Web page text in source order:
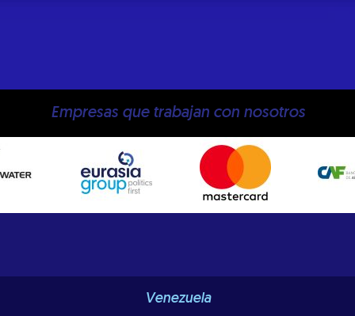
Empresas que trabajan con nosotros
Venezuela